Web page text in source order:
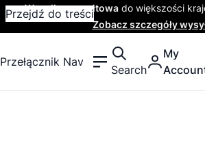
Przejdź do treści
Wysyłka ryczałtowa do większości
Zobacz szczegóły
Przełącznik Nav
Search
My